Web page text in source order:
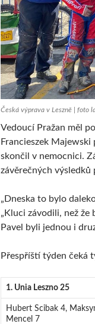
Česká výprava v Leszně | foto
Vedoucí Pražan měl
Francieszek
skončil v nemocnici.
závěrečných
„Dneska to bylo
„Kluci závodili, než
Pavel byli jednou i
Přespříští týden čeká
1. Unia Leszno 25
Hubert Scibak 4,
Mencel 7